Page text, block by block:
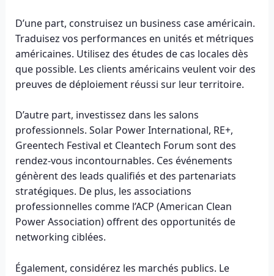
D’une part, construisez un business case américain.
Traduisez vos performances en unités et métriques
américaines. Utilisez des études de cas locales dès
que possible. Les clients américains veulent voir des
preuves de déploiement réussi sur leur territoire.
D’autre part, investissez dans les salons
professionnels. Solar Power International, RE+,
Greentech Festival et Cleantech Forum sont des
rendez-vous incontournables. Ces événements
génèrent des leads qualifiés et des partenariats
stratégiques. De plus, les associations
professionnelles comme l’ACP (American Clean
Power Association) offrent des opportunités de
networking ciblées.
Également, considérez les marchés publics. Le